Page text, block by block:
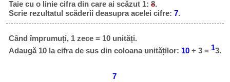
Taie cu o linie cifra din care ai scăzut 1: 8.
Scrie rezultatul scăderii deasupra acelei cifre: 7.
Când împrumuți, 1 zece = 10 unități.
Adaugă 10 la cifra de sus din coloana unităților: 10 + 3 = 13.
7